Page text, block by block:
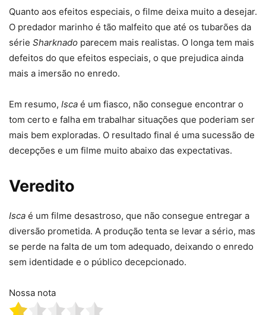
Quanto aos efeitos especiais, o filme deixa muito a desejar.
O predador marinho é tão malfeito que até os tubarões da
série Sharknado parecem mais realistas. O longa tem mais
defeitos do que efeitos especiais, o que prejudica ainda
mais a imersão no enredo.
Em resumo, Isca é um fiasco, não consegue encontrar o
tom certo e falha em trabalhar situações que poderiam ser
mais bem exploradas. O resultado final é uma sucessão de
decepções e um filme muito abaixo das expectativas.
Veredito
Isca é um filme desastroso, que não consegue entregar a
diversão prometida. A produção tenta se levar a sério, mas
se perde na falta de um tom adequado, deixando o enredo
sem identidade e o público decepcionado.
Nossa nota